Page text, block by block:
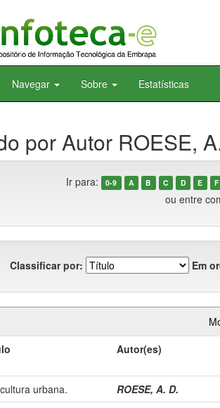
Navegar Sobre Estatísticas
por Autor ROESE,
Ir para: 0-9 A B C D E F
ou entre
Classificar por: Em
Autor(es)
urbana.
ROESE, A. D.